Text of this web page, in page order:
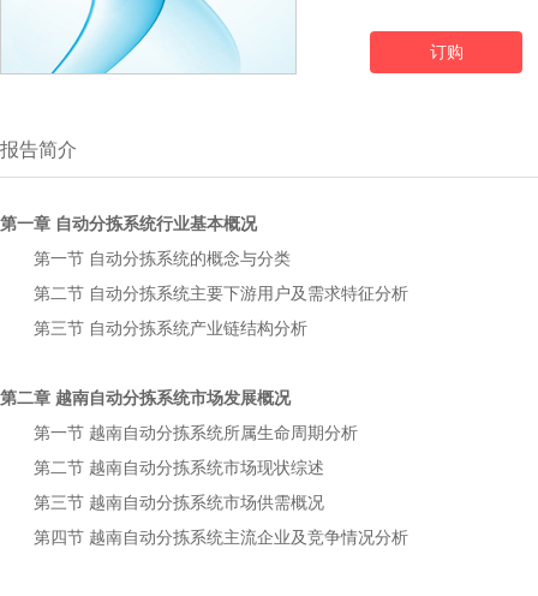
订购
报告简介
第一章 自动分拣系统行业基本概况
第一节 自动分拣系统的概念与分类
第二节 自动分拣系统主要下游用户及需求特征分析
第三节 自动分拣系统产业链结构分析
第二章 越南自动分拣系统市场发展概况
第一节 越南自动分拣系统所属生命周期分析
第二节 越南自动分拣系统市场现状综述
第三节 越南自动分拣系统市场供需概况
第四节 越南自动分拣系统主流企业及竞争情况分析